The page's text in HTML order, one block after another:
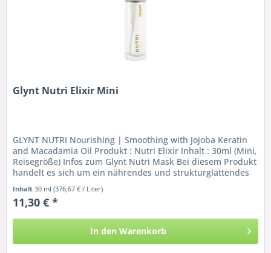
Glynt Nutri Elixir Mini
GLYNT NUTRI Nourishing | Smoothing with Jojoba Keratin
and Macadamia Oil Produkt : Nutri Elixir Inhalt : 30ml (Mini,
Reisegröße) Infos zum Glynt Nutri Mask Bei diesem Produkt
handelt es sich um ein nährendes und strukturglättendes
Inhalt30 ml(376,67 € / Liter)
11,30 € *
In den Warenkorb